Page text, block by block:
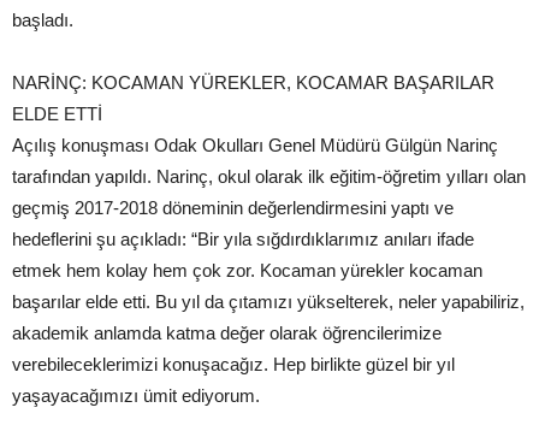
başladı.
NARİNÇ: KOCAMAN YÜREKLER, KOCAMAR BAŞARILAR
ELDE ETTİ
Açılış konuşması Odak Okulları Genel Müdürü Gülgün Narinç
tarafından yapıldı. Narinç, okul olarak ilk eğitim-öğretim yılları olan
geçmiş 2017-2018 döneminin değerlendirmesini yaptı ve
hedeflerini şu açıkladı: “Bir yıla sığdırdıklarımız anıları ifade
etmek hem kolay hem çok zor. Kocaman yürekler kocaman
başarılar elde etti. Bu yıl da çıtamızı yükselterek, neler yapabiliriz,
akademik anlamda katma değer olarak öğrencilerimize
verebileceklerimizi konuşacağız. Hep birlikte güzel bir yıl
yaşayacağımızı ümit ediyorum.